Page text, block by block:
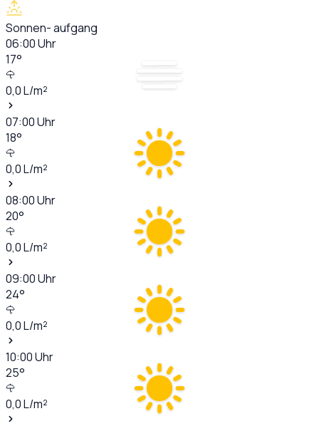
Sonnen- aufgang
06:00Uhr
17°
0,0L/m²
07:00Uhr
18°
0,0L/m²
08:00Uhr
20°
0,0L/m²
09:00Uhr
24°
0,0L/m²
10:00Uhr
25°
0,0L/m²